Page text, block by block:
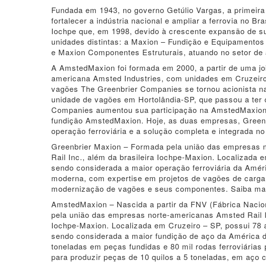
Fundada em 1943, no governo Getúlio Vargas, a
fortalecer a indústria nacional e ampliar a ferrovia no
Iochpe que, em 1998, devido à crescente expansão de
unidades distintas: a Maxion – Fundição e
e Maxion Componentes Estruturais, atuando no setor
A AmstedMaxion foi formada em 2000, a partir de uma
americana Amsted Industries, com unidades em
vagões The Greenbrier Companies se tornou acionista
unidade de vagões em Hortolândia-SP, que passou a
Companies aumentou sua participação na
fundição AmstedMaxion. Hoje, as duas empresas,
operação ferroviária e a solução completa e integrada
Greenbrier Maxion – Formada pela união das
Rail Inc., além da brasileira Iochpe-Maxion. Localizada
sendo considerada a maior operação ferroviária da
moderna, com expertise em projetos de vagões de
modernização de vagões e seus componentes. Saiba
AmstedMaxion – Nascida a partir da FNV (Fábrica
pela união das empresas norte-americanas Amsted
Iochpe-Maxion. Localizada em Cruzeiro – SP, possui
sendo considerada a maior fundição de aço da
toneladas em peças fundidas e 80 mil rodas
para produzir peças de 10 quilos a 5 toneladas, em aço